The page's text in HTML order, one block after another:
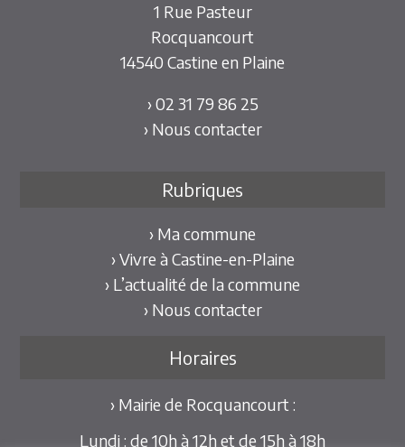
1 Rue Pasteur
Rocquancourt
14540 Castine en Plaine
› 02 31 79 86 25
› Nous contacter
Rubriques
› Ma commune
› Vivre à Castine-en-Plaine
› L’actualité de la commune
› Nous contacter
Horaires
› Mairie de Rocquancourt :
Lundi : de 10h à 12h et de 15h à 18h